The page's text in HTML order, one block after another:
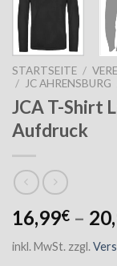
STARTSEITE /
/
JC AHRENSBURG
JCA T-Shirt
Aufdruck
16,99€ –
inkl. MwSt. zzgl.